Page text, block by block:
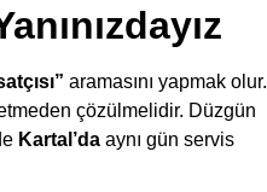
aramasını yapmak olur.
çözülmelidir. Düzgün
Kartal’da aynı gün servis